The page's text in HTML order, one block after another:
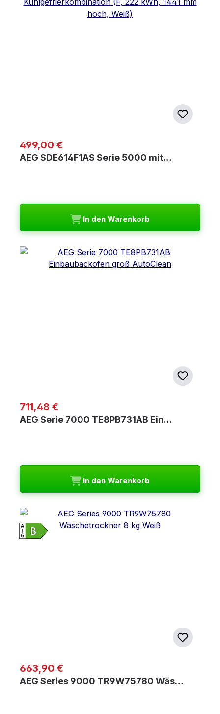
Regulärer Preis:
499,00 €
AEG SDE614F1AS Serie 5000 mit…
In den Warenkorb
Regulärer Preis:
711,48 €
AEG Serie 7000 TE8PB731AB Ein…
In den Warenkorb
Regulärer Preis:
663,90 €
AEG Series 9000 TR9W75780 Wäs…